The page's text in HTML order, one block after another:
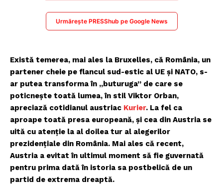
Urmărește PRESShub pe Google News
Există temerea, mai ales la Bruxelles, că România, un
partener cheie pe flancul sud-estic al UE și NATO, s-
ar putea transforma în „buturuga” de care se
poticnește toată lumea, în stil Viktor Orban,
apreciază cotidianul austriac Kurier. La fel ca
aproape toată presa europeană, și cea din Austria se
uită cu atenție la al doilea tur al alegerilor
prezidențiale din România. Mai ales că recent,
Austria a evitat în ultimul moment să fie guvernată
pentru prima dată în istoria sa postbelică de un
partid de extrema dreaptă.